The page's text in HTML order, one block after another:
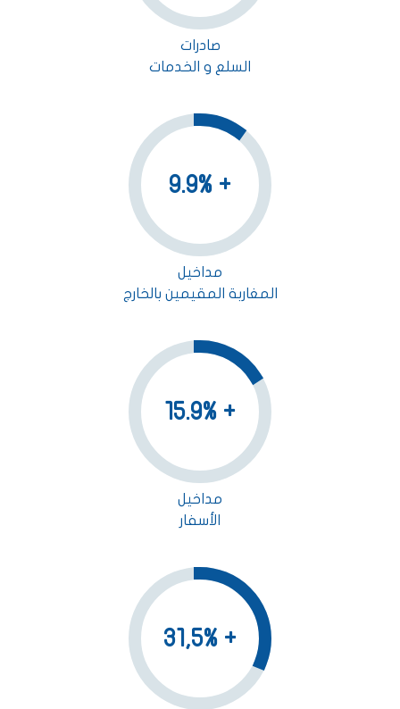
صادرات
السلع و الخدمات
+ 9.9%
مداخيل
المغاربة المقيمين بالخارج
+ 15.9%
مداخيل
الأسفار
+ 31,5%